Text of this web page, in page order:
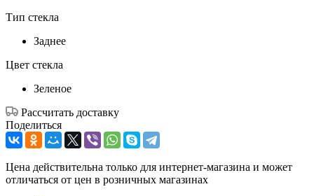
Тип стекла
Заднее
Цвет стекла
Зеленое
Рассчитать доставку
Поделиться
Цена действительна только для интернет-магазина и может
отличаться от цен в розничных магазинах